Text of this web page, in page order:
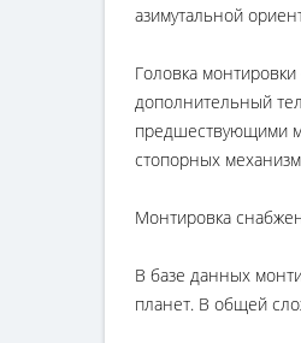
азимутальной
Головка
дополнительный
предшествующими
стопорных
Монтировка
В базе данных
планет. В общей